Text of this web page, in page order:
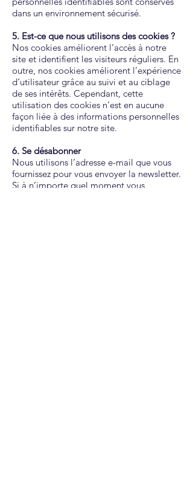
dans un environnement sécurisé.
5. Est-ce que nous utilisons des cookies ?
Nos cookies améliorent l’accès à notre
site et identifient les visiteurs réguliers. En
outre, nos cookies améliorent l’expérience
d’utilisateur grâce au suivi et au ciblage
de ses intérêts. Cependant, cette
utilisation des cookies n’est en aucune
façon liée à des informations personnelles
identifiables sur notre site.
6. Se désabonner
Nous utilisons l’adresse e-mail que vous
fournissez pour vous envoyer la newsletter.
Si à n’importe quel moment vous